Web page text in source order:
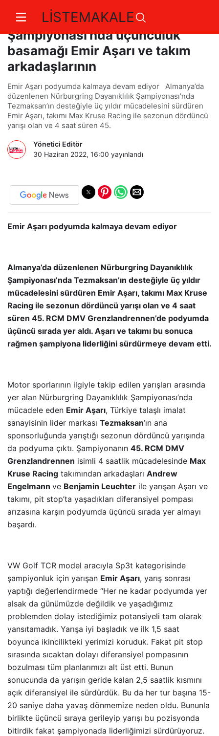
LİSTEMAKALE
Nürburgring Dayanıklılık
Şampiyonası’nda üçüncülük
basamağı Emir Aşarı ve takım
arkadaşlarının
Emir Aşarı podyumda kalmaya devam ediyor Almanya’da
düzenlenen Nürburgring Dayanıklılık Şampiyonası’nda
Tezmaksan’ın desteğiyle üç yıldır mücadelesini sürdüren
Emir Aşarı, takımı Max Kruse Racing ile sezonun dördüncü
yarışı olan ve 4 saat süren 45.
Yönetici Editör
30 Haziran 2022, 16:00 yayınlandı
Emir Aşarı podyumda kalmaya devam ediyor
Almanya’da düzenlenen Nürburgring Dayanıklılık
Şampiyonası’nda Tezmaksan’ın desteğiyle üç yıldır
mücadelesini sürdüren Emir Aşarı, takımı Max Kruse
Racing ile sezonun dördüncü yarışı olan ve 4 saat
süren 45. RCM DMV Grenzlandrennen’de podyumda
üçüncü sırada yer aldı. Aşarı ve takımı bu sonuca
rağmen şampiyona liderliğini sürdürmeye devam etti.
Motor sporlarının ilgiyle takip edilen yarışları arasında
yer alan Nürburgring Dayanıklılık Şampiyonası’nda
mücadele eden Emir Aşarı, Türkiye talaşlı imalat
sanayisinin lider markası Tezmaksan’ın ana
sponsorluğunda yarıştığı sezonun dördüncü yarışında
da podyuma çıktı. Şampiyonanın 45. RCM DMV
Grenzlandrennen isimli 4 saatlik mücadelesinde Max
Kruse Racing takımından arkadaşları Andrew
Engelmann ve Benjamin Leuchter ile yarışan Aşarı ve
takımı, pit stop’ta yaşadıkları diferansiyel pompası
arızasına karşın podyumda üçüncü sırada yer almayı
başardı.
VW Golf TCR model aracıyla Sp3t kategorisinde
şampiyonluk için yarışan Emir Aşarı, yarış sonrası
yaptığı değerlendirmede “Her ne kadar podyumda yer
alsak da günümüzde değildik ve yaşadığımız
problemden dolay istediğimiz potansiyeli tam olarak
yansıtamadık. Yarışa iyi başladık ve ilk 1,5 saat
boyunca ikincilikteki yerimizi koruduk. Fakat pit stop
sırasında sıcaktan dolayı diferansiyel pompasının
bozulması tüm planlarımızı alt üst etti. Bunun
sonucunda da yarışın geride kalan 2,5 saatlik kısmını
açık diferansiyel ile sürdürdük. Bu da her tur başına 15-
20 saniye daha yavaş dönmemize neden oldu. Bununla
birlikte üçüncü sıraya gerileyip yarışı bu pozisyonda
bitirdik fakat şampiyonada liderliğimizi sürdürüyoruz.